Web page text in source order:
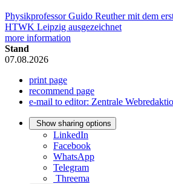
Physikprofessor Guido Reuther mit dem
HTWK Leipzig ausgezeichnet
more information
Stand
07.08.2026
print page
recommend page
e-mail to editor: Zentrale
Show sharing options
LinkedIn
Facebook
WhatsApp
Telegram
Threema